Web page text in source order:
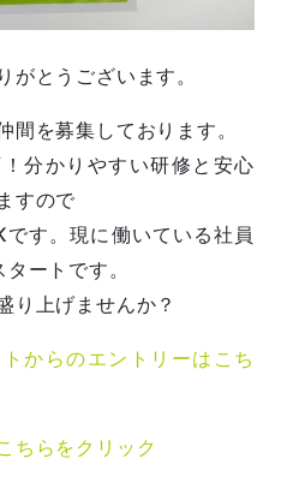
がとうございます。
間を募集しております。
分かりやすい研修と安心
すので
す。現に働いている社員
ートです。
り上げませんか？
からのエントリーはこち
ちらをクリック